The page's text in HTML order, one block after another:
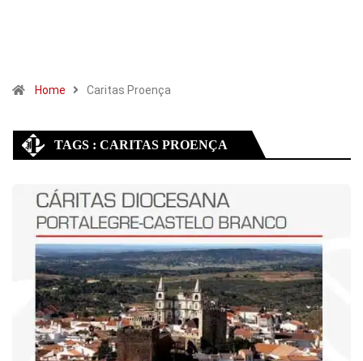
Home Caritas Proença
TAGS : CARITAS PROENÇA